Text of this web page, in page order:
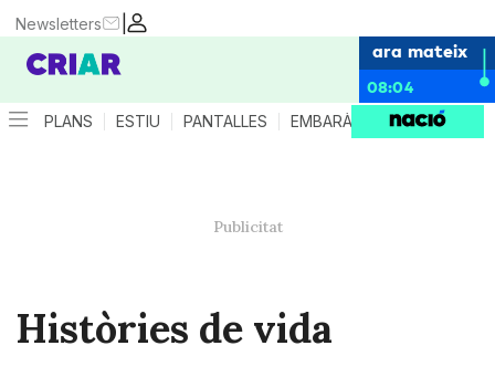
|
Newsletters
ara mateix
08:04
PLANS ESTIU PANTALLES EMBARÀS CRIANÇA
Històries de vida